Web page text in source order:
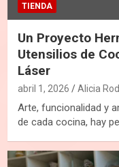
TIENDA
Un Proyecto
Utensilios de
Láser
abril 1, 2026 Alicia
Arte, funcionalidad y
de cada cocina, hay